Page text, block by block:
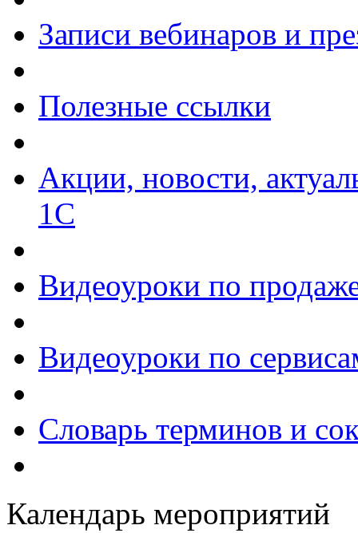
Записи вебинаров и
Полезные ссылки
Акции, новости,
1С
Видеоуроки по
Видеоуроки по
Словарь терминов и
Календарь мероприятий